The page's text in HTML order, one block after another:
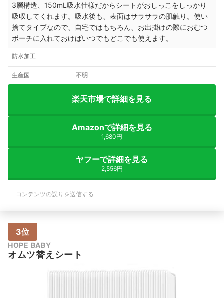
3層構造、150mL吸水仕様だからシートがおしっこをしっかり
吸収してくれます。吸水後も、表面はサラサラの肌触り。使い
捨てタイプなので、
自宅ではもちろん、お出掛けの際におむつ
ポーチに入れておけばいつでもどこでも使えます。
防水加工
生産国 不明
楽天市場で詳細を見る
Amazonで詳細を見る
1,680円
ヤフーで詳細を見る
2,556円
コンテンツの誤りを送信する
3位
HOPE BABY
オムツ替えシート